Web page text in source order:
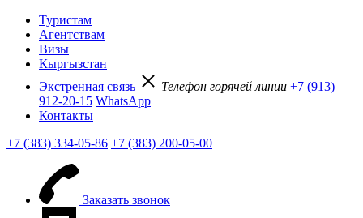
Туристам
Агентствам
Визы
Кыргызстан
Экстренная связь
Телефон горячей линии +7 (913)
912-20-15 WhatsApp
Контакты
+7 (383) 334-05-86 +7 (383) 200-05-00
Заказать звонок